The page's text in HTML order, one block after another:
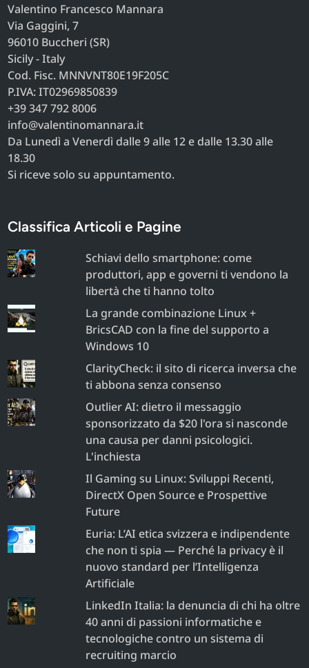
Valentino Francesco Mannara
Via Gaggini, 7
96010 Buccheri (SR)
Sicily - Italy
Cod. Fisc. MNNVNT80E19F205C
P.IVA: IT02969850839
+39 347 792 8006
info@valentinomannara.it
Da Lunedì a Venerdì dalle 9 alle 12 e dalle 13.30 alle
18.30
Si riceve solo su appuntamento.
Classifica Articoli e Pagine
Schiavi dello smartphone: come
produttori, app e governi ti vendono la
libertà che ti hanno tolto
La grande combinazione Linux +
BricsCAD con la fine del supporto a
Windows 10
ClarityCheck: il sito di ricerca inversa che
ti abbona senza consenso
Outlier AI: dietro il messaggio
sponsorizzato da $20 l'ora si nasconde
una causa per danni psicologici.
L'inchiesta
Il Gaming su Linux: Sviluppi Recenti,
DirectX Open Source e Prospettive
Future
Euria: L’AI etica svizzera e indipendente
che non ti spia — Perché la privacy è il
nuovo standard per l’Intelligenza
Artificiale
LinkedIn Italia: la denuncia di chi ha oltre
40 anni di passioni informatiche e
tecnologiche contro un sistema di
recruiting marcio